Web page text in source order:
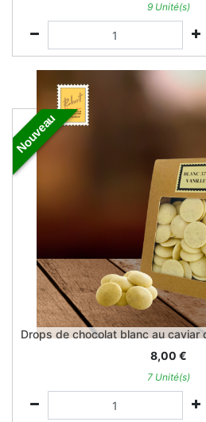
9 Unité(s)
Nouveau
Drops de chocolat blanc au caviar
8,00 €
7 Unité(s)